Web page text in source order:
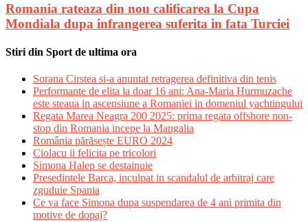
Romania rateaza din nou calificarea la Cupa
Mondiala dupa infrangerea suferita in fata Turciei
Stiri din Sport de ultima ora
Sorana Cirstea si-a anuntat retragerea definitiva din tenis
Performante de elita la doar 16 ani: Ana-Maria Hurmuzache
este steaua in ascensiune a Romaniei in domeniul yachtingului
Regata Marea Neagra 200 2025: prima regata offshore non-
stop din Romania incepe la Mangalia
România părăsește EURO 2024
Ciolacu ii felicita pe tricolori
Simona Halep se destainuie
Presedintele Barca, inculpat in scandalul de arbitraj care
zguduie Spania
Ce va face Simona dupa suspendarea de 4 ani primita din
motive de dopaj?